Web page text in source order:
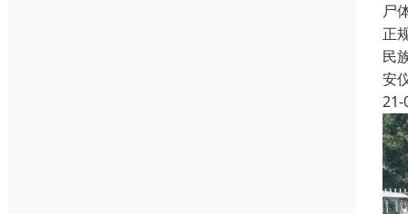
尸
正
民
安
21-